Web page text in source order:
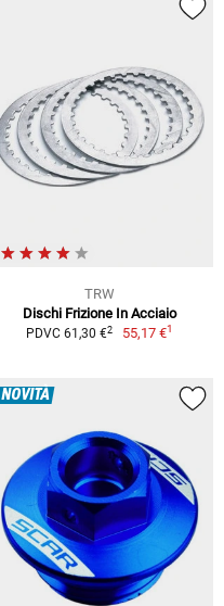
TRW
Dischi Frizione In Acciaio
PDVC 61,30 €2 55,17 €1
NOVITÀ